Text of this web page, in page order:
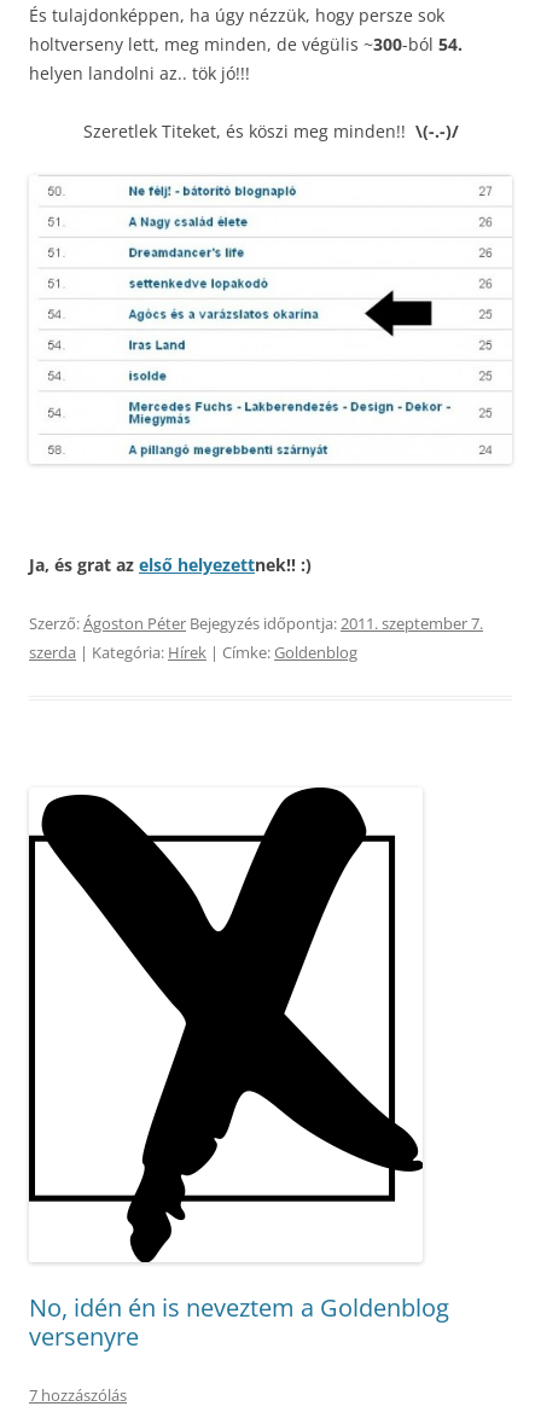
És tulajdonképpen, ha úgy nézzük, hogy persze sok
holtverseny lett, meg minden, de végülis ~300-ból 54.
helyen landolni az.. tök jó!!!
Szeretlek Titeket, és köszi meg minden!! \(-.-)/
Ja, és grat az első helyezettnek!! :)
Szerző:Ágoston Péter Bejegyzés időpontja:2011. szeptember 7.
szerda | Kategória: Hírek | Címke:Goldenblog
No, idén én is neveztem a Goldenblog
versenyre
7 hozzászólás